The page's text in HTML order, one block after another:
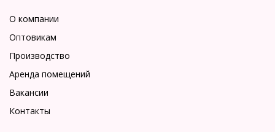
О компании
Оптовикам
Производство
Аренда помещений
Вакансии
Контакты